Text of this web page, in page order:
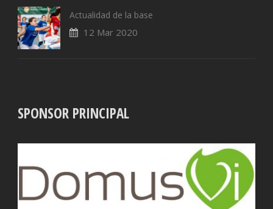
Actualidad de la base
12 Mar 2020
SPONSOR PRINCIPAL